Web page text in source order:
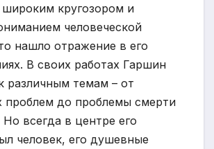
кругозором и
человеческой
нашло отражение в его
В своих работах Гаршин
различным темам – от
проблем до проблемы смерти
Но всегда в центре его
человек, его душевные